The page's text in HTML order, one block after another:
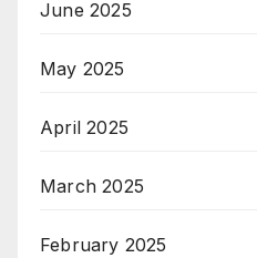
June 2025
May 2025
April 2025
March 2025
February 2025